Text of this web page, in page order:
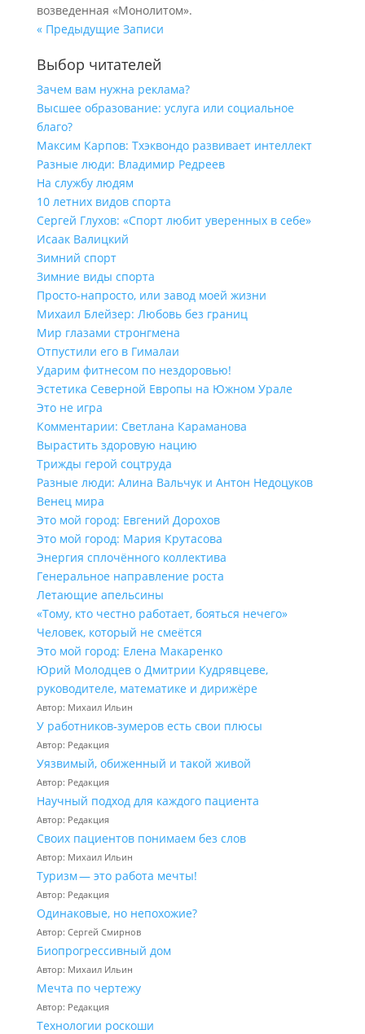
возведенная «Монолитом».
« Предыдущие Записи
Выбор читателей
Зачем вам нужна реклама?
Высшее образование: услуга или социальное
благо?
Максим Карпов: Тхэквондо развивает интеллект
Разные люди: Владимир Редреев
На службу людям
10 летних видов спорта
Сергей Глухов: «Спорт любит уверенных в себе»
Исаак Валицкий
Зимний спорт
Зимние виды спорта
Просто-напросто, или завод моей жизни
Михаил Блейзер: Любовь без границ
Мир глазами стронгмена
Отпустили его в Гималаи
Ударим фитнесом по нездоровью!
Эстетика Северной Европы на Южном Урале
Это не игра
Комментарии: Светлана Караманова
Вырастить здоровую нацию
Трижды герой соцтруда
Разные люди: Алина Вальчук и Антон Недоцуков
Венец мира
Это мой город: Евгений Дорохов
Это мой город: Мария Крутасова
Энергия сплочённого коллектива
Генеральное направление роста
Летающие апельсины
«Тому, кто честно работает, бояться нечего»
Человек, который не смеётся
Это мой город: Елена Макаренко
Юрий Молодцев о Дмитрии Кудрявцеве,
руководителе, математике и дирижёре
Автор: Михаил Ильин
У работников‑зумеров есть свои плюсы
Автор: Редакция
Уязвимый, обиженный и такой живой
Автор: Редакция
Научный подход для каждого пациента
Автор: Редакция
Своих пациентов понимаем без слов
Автор: Михаил Ильин
Туризм — это работа мечты!
Автор: Редакция
Одинаковые, но непохожие?
Автор: Сергей Смирнов
Биопрогрессивный дом
Автор: Михаил Ильин
Мечта по чертежу
Автор: Редакция
Технологии роскоши